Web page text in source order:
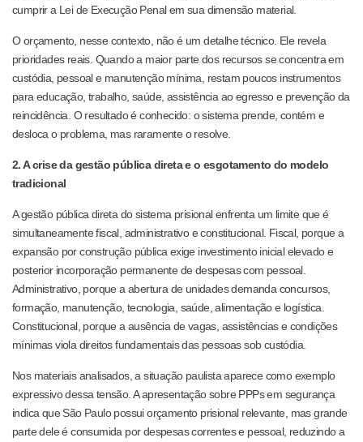
cumprir a Lei de Execução Penal em sua dimensão material.
O orçamento, nesse contexto, não é um detalhe técnico. Ele revela
prioridades reais. Quando a maior parte dos recursos se concentra em
custódia, pessoal e manutenção mínima, restam poucos instrumentos
para educação, trabalho, saúde, assistência ao egresso e prevenção da
reincidência. O resultado é conhecido: o sistema prende, contém e
desloca o problema, mas raramente o resolve.
2. A crise da gestão pública direta e o esgotamento do modelo
tradicional
A gestão pública direta do sistema prisional enfrenta um limite que é
simultaneamente fiscal, administrativo e constitucional. Fiscal, porque a
expansão por construção pública exige investimento inicial elevado e
posterior incorporação permanente de despesas com pessoal.
Administrativo, porque a abertura de unidades demanda concursos,
formação, manutenção, tecnologia, saúde, alimentação e logística.
Constitucional, porque a ausência de vagas, assistências e condições
mínimas viola direitos fundamentais das pessoas sob custódia.
Nos materiais analisados, a situação paulista aparece como exemplo
expressivo dessa tensão. A apresentação sobre PPPs em segurança
indica que São Paulo possui orçamento prisional relevante, mas grande
parte dele é consumida por despesas correntes e pessoal, reduzindo a